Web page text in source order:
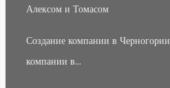
Алексом и Томасом
Создание компании в
компании в…